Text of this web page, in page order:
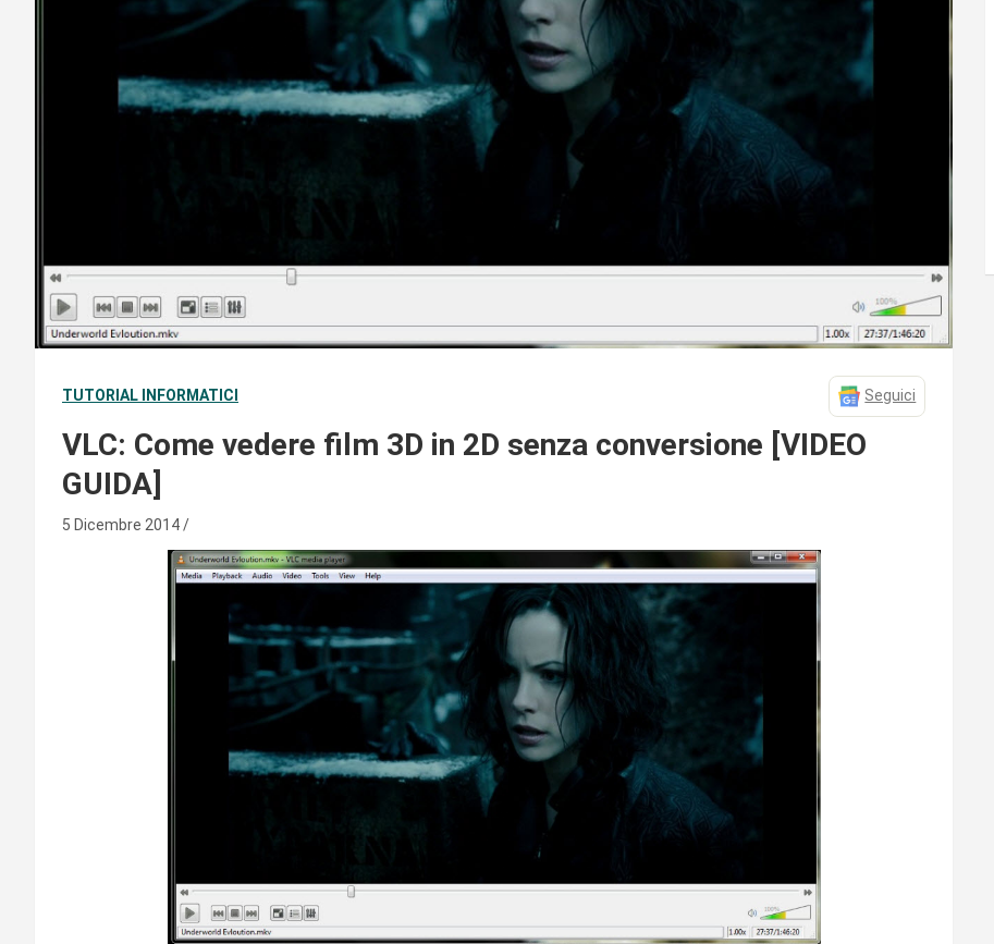
TUTORIAL INFORMATICI Seguici
VLC: Come vedere film 3D in 2D senza conversione [VIDEO
GUIDA]
5 Dicembre 2014